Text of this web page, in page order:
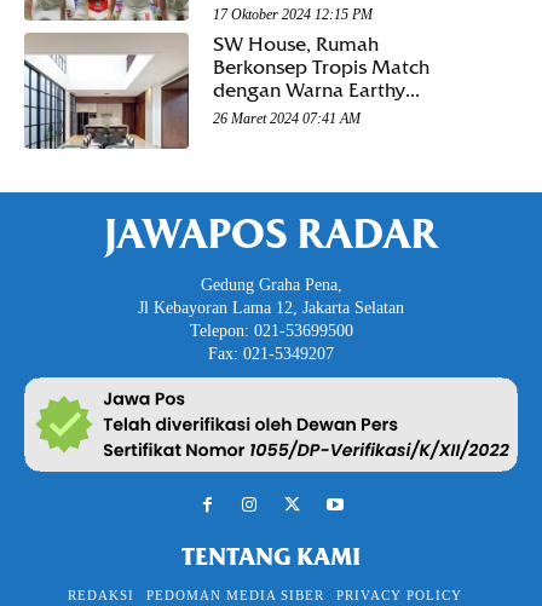
17 Oktober 2024 12:15 PM
SW House, Rumah
Berkonsep Tropis Match
dengan Warna Earthy...
26 Maret 2024 07:41 AM
JAWAPOS RADAR
Gedung Graha Pena,
Jl Kebayoran Lama 12, Jakarta Selatan
Telepon: 021-53699500
Fax: 021-5349207
TENTANG KAMI
REDAKSI PEDOMAN MEDIA SIBER PRIVACY POLICY